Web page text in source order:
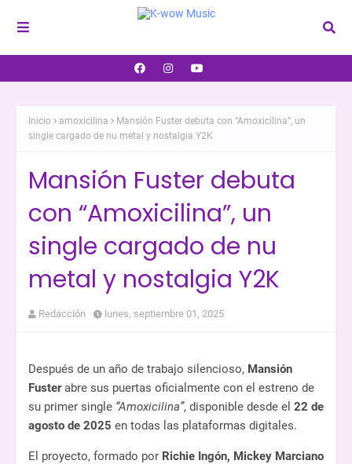
Inicio amoxicilina
Mansión Fuster debuta con “Amoxicilina”, un
single cargado de nu metal y nostalgia Y2K
Mansión Fuster debuta
con “Amoxicilina”, un
single cargado de nu
metal y nostalgia Y2K
Redacción lunes, septiembre 01, 2025
Después de un año de trabajo silencioso, Mansión
Fusterabre sus puertas oficialmente con el estreno de
su primer single “Amoxicilina”, disponible desde el 22 de
agosto de 2025 en todas las plataformas digitales.
El proyecto, formado por Richie Ingón, Mickey Marciano